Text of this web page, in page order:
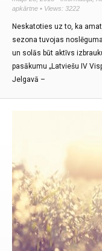
apkārtne • Views: 3222
Neskatoties uz to, ka
sezona tuvojas
un solās būt aktīvs
pasākumu „Latviešu IV
Jelgavā –